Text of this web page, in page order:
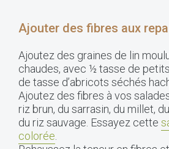
Ajouter des fibres aux repa
Ajoutez des graines de lin
chaudes, avec ½ tasse de
de tasse d’abricots séchés
Ajoutez des fibres à vos
riz brun, du sarrasin, du millet,
du riz sauvage. Essayez cette
colorée